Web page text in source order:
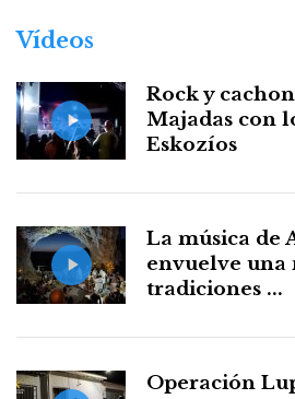
Vídeos
Rock y
Majadas con
Eskozíos
La música de
envuelve una
tradiciones ...
Operación